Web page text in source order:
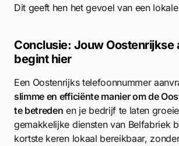
Dit geeft hen het gevoel van een
Conclusie: Jouw Oostenrijkse
begint hier
Een Oostenrijks telefoonnummer
slimme en efficiënte manier om de
te betreden en je bedrijf te laten
gemakkelijke diensten van Belfabriek
kortste keren lokaal bereikbaar,